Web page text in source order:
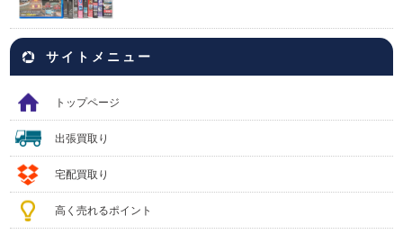
サイトメニュー
トップページ
出張買取り
宅配買取り
高く売れるポイント